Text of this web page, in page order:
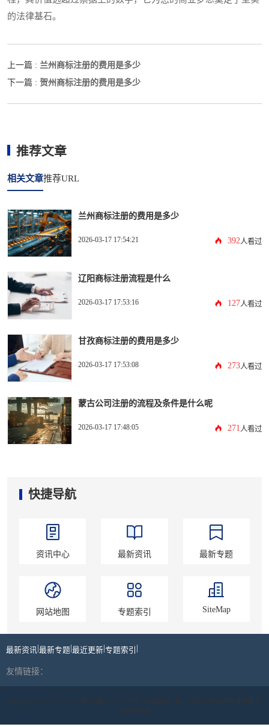
的法律基石。
上一篇 : 兰州商标注册的费用是多少
下一篇 : 贺州商标注册的费用是多少
推荐文章
相关文章推荐URL
兰州商标注册的费用是多少
2026-03-17 17:54:21 392 人看过
辽阳商标注册流程是什么
2026-03-17 17:53:16 127人看过
甘孜商标注册的费用是多少
2026-03-17 17:53:08 273人看过
蒙古公司注册的流程及条件是什么呢
2026-03-17 17:48:05 271 人看过
快捷导航
资讯中心 最新资讯 最新专题
网站地图 专题索引 SiteMap
最新资讯 |最新专题|最近更新|专题索引 |
友情链接：